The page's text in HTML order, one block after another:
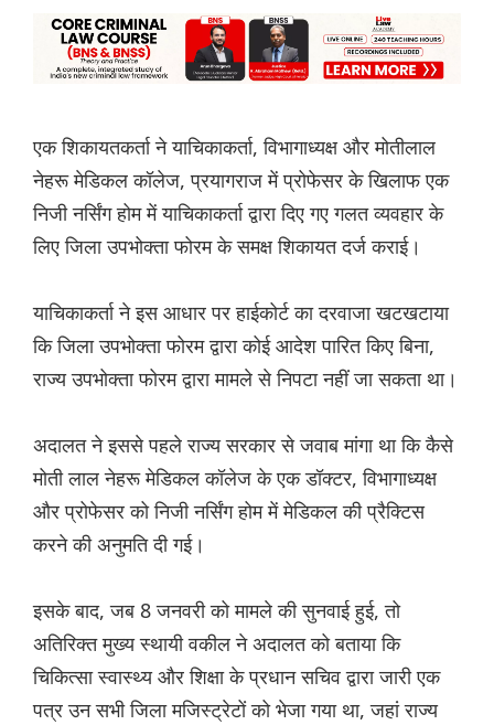
एक शिकायतकर्ता ने याचिकाकर्ता, विभागाध्यक्ष और मोतीलाल
नेहरू मेडिकल कॉलेज, प्रयागराज में प्रोफेसर के खिलाफ एक
निजी नर्सिंग होम में याचिकाकर्ता द्वारा दिए गए गलत व्यवहार के
लिए जिला उपभोक्ता फोरम के समक्ष शिकायत दर्ज कराई।
याचिकाकर्ता ने इस आधार पर हाईकोर्ट का दरवाजा खटखटाया
कि जिला उपभोक्ता फोरम द्वारा कोई आदेश पारित किए बिना,
राज्य उपभोक्ता फोरम द्वारा मामले से निपटा नहीं जा सकता था।
अदालत ने इससे पहले राज्य सरकार से जवाब मांगा था कि कैसे
मोती लाल नेहरू मेडिकल कॉलेज के एक डॉक्टर, विभागाध्यक्ष
और प्रोफेसर को निजी नर्सिंग होम में मेडिकल की प्रैक्टिस
करने की अनुमति दी गई।
इसके बाद, जब 8 जनवरी को मामले की सुनवाई हुई, तो
अतिरिक्त मुख्य स्थायी वकील ने अदालत को बताया कि
चिकित्सा स्वास्थ्य और शिक्षा के प्रधान सचिव द्वारा जारी एक
पत्र उन सभी जिला मजिस्ट्रेटों को भेजा गया था, जहां राज्य